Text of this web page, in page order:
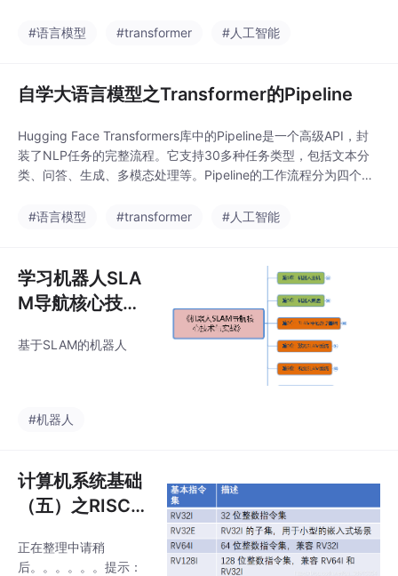
E、WordPiece等，HuggingFace的Tokenizer API支持编码（文
#语言模型 #transformer #人工智能
自学大语言模型之Transformer的Pipeline
Hugging Face Transformers库中的Pipeline是一个高级API，封
装了NLP任务的完整流程。它支持30多种任务类型，包括文本分
类、问答、生成、多模态处理等。Pipeline的工作流程分为四个阶
化）、推理（模型预测）和后处理（结果解码和格式化）。关键参
#语言模型 #transformer #人工智能
学习机器人SLA
M导航核心技术
基于SLAM的机器人
#机器人
计算机系统基础
（五）之RISC-
正在整理中请稍
后。。。。。。提示：